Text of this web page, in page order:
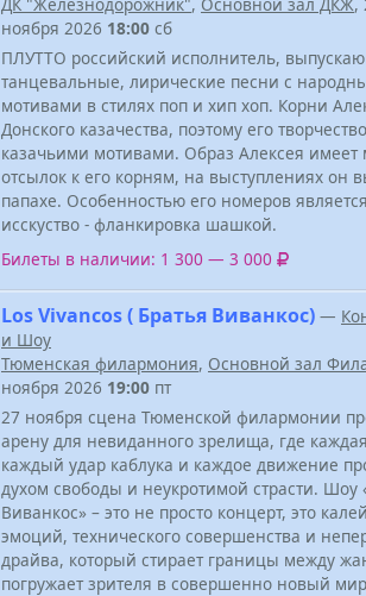
ноября 2026 18:00 сб
ПЛУТТО российский исполнитель,
танцевальные, лирические песни с
мотивами в стилях поп и хип хоп. Корни
Донского казачества, поэтому его
казачьими мотивами. Образ Алексея имеет
отсылок к его корням, на выступлениях он
папахе. Особенностью его номеров
исскуство - фланкировка шашкой.
Билеты в наличии: 1 300 — 3 000
Los Vivancos ( Братья Виванкос) —
и Шоу
Тюменская филармония, Основной зал
ноября 2026 19:00 пт
27 ноября сцена Тюменской филармонии
арену для невиданного зрелища, где
каждый удар каблука и каждое движение
духом свободы и неукротимой страсти. Шоу
Виванкос» – это не просто концерт, это
эмоций, технического совершенства и
драйва, который стирает границы между
погружает зрителя в совершенно новый мир